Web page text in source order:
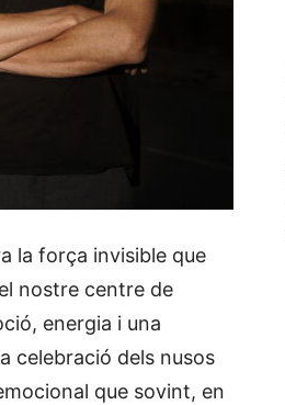
la força invisible que
nostre centre de
energia i una
celebració dels nusos
que sovint, en